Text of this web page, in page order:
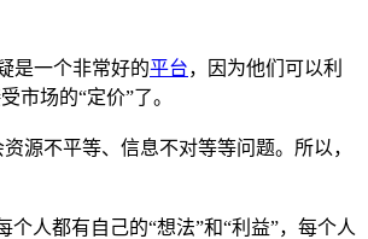
是一个非常好的平台，因为他们可以利
市场的“定价”了。
源不平等、信息不对等等问题。所以，
人都有自己的“想法”和“利益”，每个人